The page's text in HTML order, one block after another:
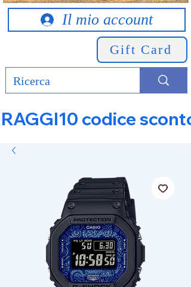
Il mio account
Gift Card
RAGGI10 codice